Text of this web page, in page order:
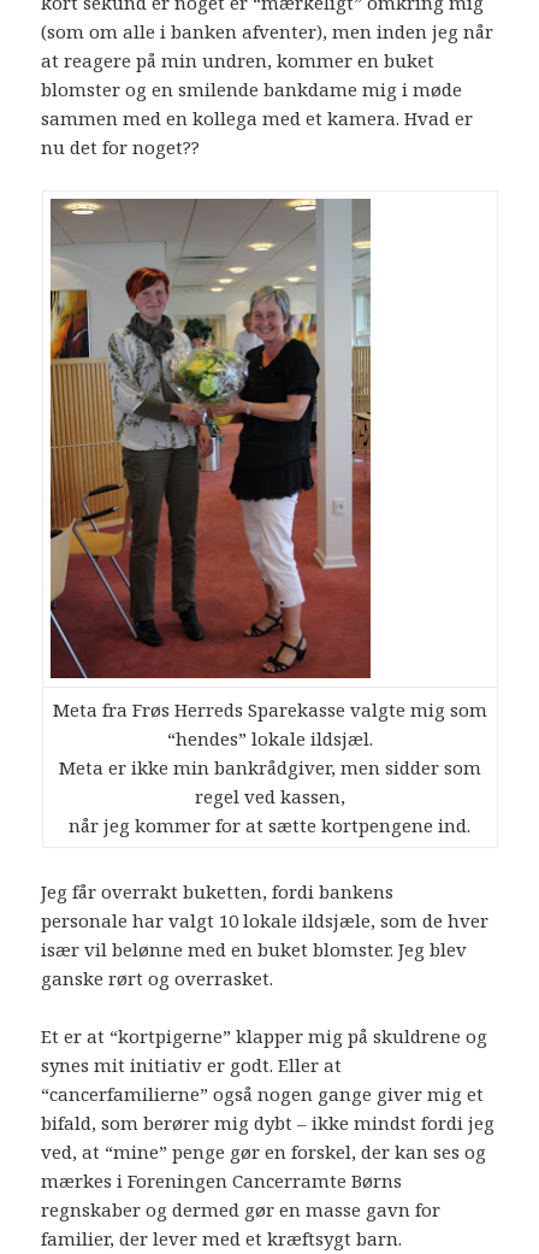
(som om alle i banken afventer), men inden jeg når
at reagere på min undren, kommer en buket
blomster og en smilende bankdame mig i møde
sammen med en kollega med et kamera. Hvad er
nu det for noget??
Meta fra Frøs Herreds Sparekasse valgte mig som
“hendes” lokale ildsjæl.
Meta er ikke min bankrådgiver, men sidder som
regel ved kassen,
når jeg kommer for at sætte kortpengene ind.
Jeg får overrakt buketten, fordi bankens
personale har valgt 10 lokale ildsjæle, som de hver
især vil belønne med en buket blomster. Jeg blev
ganske rørt og overrasket.
Et er at “kortpigerne” klapper mig på skuldrene og
synes mit initiativ er godt. Eller at
“cancerfamilierne” også nogen gange giver mig et
bifald, som berører mig dybt – ikke mindst fordi jeg
ved, at “mine” penge gør en forskel, der kan ses og
mærkes i Foreningen Cancerramte Børns
regnskaber og dermed gør en masse gavn for
familier, der lever med et kræftsygt barn.